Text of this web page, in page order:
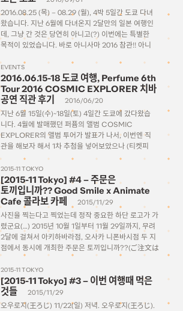
2016.08.25 (목) – 08.29 (월), 4박 5일간 도쿄 다녀
왔습니다. 지난 6월에 다녀온지 2달만의 일본 여행인
데, 그냥 간 것은 당연히 아니고(?) 이번에는 특별한
목적이 있었습니다. 바로 아니사마 2016 참관!! 아니
이번 여행기는 이전의 여행기만큼 세세하게 […]
EVENTS
2016.06.15-18 도쿄 여행, Perfume 6th
Tour 2016 COSMIC EXPLORER 치바
공연 직관 후기
2016/06/20
지난 6월 15일(수)~18일(토) 4일간 도쿄에 갔다왔습
니다. 4월에 발매했던 퍼퓸의 앨범 COSMIC
EXPLORER의 앨범 투어가 발표가 나서, 이번엔 직
관을 해보자 해서 1차 추첨을 넣어보았으나 (티켓피
아) 떨어져서 포기를 하고 있던 차에, 조금 지나서 로
손에서 별도의 선행추첨 안내 메일이 와서 잽싸게 희
망하는 공연 […]
2015-11 TOKYO
[2015-11 Tokyo] #4 – 주문은
토끼입니까?? Good Smile x Animate
Cafe 콜라보 카페
2015/11/29
사진을 찍는다고 찍었는데 정작 중요한 하단 로고가 가
렸군요(…) 2015년 10월 1일부터 11월 29일까지, 무려
2달에 걸쳐서 아키하바라점, 오사카 니폰바시점 두 지
점에서 동시에 개최한 주문은 토끼입니까??(ご注文は
うさぎですか？？) 작품의 콜라보 카페입니다. 공홈 출
처
(https://cafe.animate.co.jp/collabo_cafe/1748/?
place=61) 2달씩이나 길게 했기 때문에 기간 종료되기
전에 저도 한번 […]
2015-11 TOKYO
[2015-11 Tokyo] #3 – 이번 여행때 먹은
것들
2015/11/29
오우로지(王ろじ) 11/22(일) 저녁. 오우로지(王ろじ).